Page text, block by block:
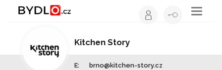
Toggle
Kitchen Story
E: brno@kitchen-story.cz